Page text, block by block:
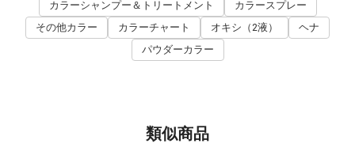
カラーシャンプー＆トリートメント
カラースプレー
その他カラー
カラーチャート オキシ（2液）
ヘナ
パウダーカラー
類似商品